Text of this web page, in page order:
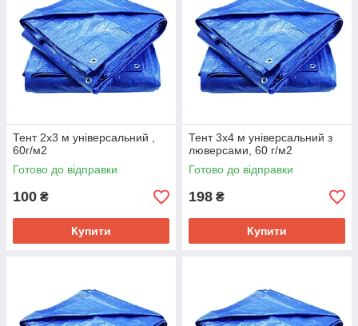
Тент 2х3 м універсальний ,
60г/м2
Готово до відправки
100 ₴
Купити
Тент 3х4 м універсальний з
люверсами, 60 г/м2
Готово до відправки
198 ₴
Купити